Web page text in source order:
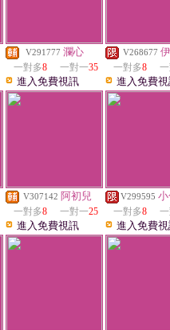
V291777 瀾心
一對多8 一對一35
進入免費視訊
V268677
一對多8
進入免費
V307142 阿初兒
一對多8 一對一25
進入免費視訊
V299595
一對多8
進入免費